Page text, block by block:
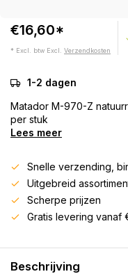
€16,60*
* Excl. btw Excl. Verzendkosten
1-2 dagen
Matador M-970-Z
per stuk
Lees meer
Snelle verzending,
Uitgebreid
Scherpe prijzen
Gratis levering vanaf
Beschrijving